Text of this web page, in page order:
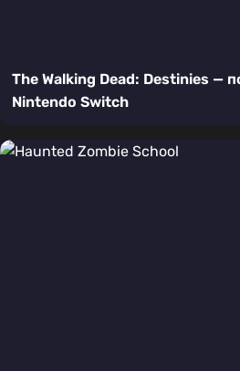
The Walking Dead: Destinies —
Nintendo Switch